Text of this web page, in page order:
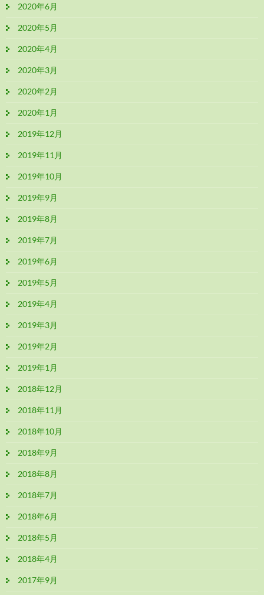
2020年6月
2020年5月
2020年4月
2020年3月
2020年2月
2020年1月
2019年12月
2019年11月
2019年10月
2019年9月
2019年8月
2019年7月
2019年6月
2019年5月
2019年4月
2019年3月
2019年2月
2019年1月
2018年12月
2018年11月
2018年10月
2018年9月
2018年8月
2018年7月
2018年6月
2018年5月
2018年4月
2017年9月